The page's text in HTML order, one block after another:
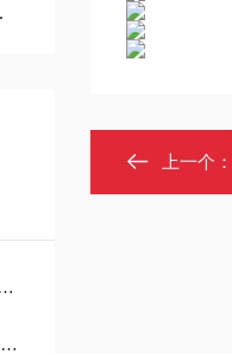
上一个：